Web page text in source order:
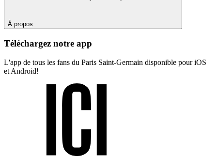
À propos
Téléchargez notre app
L'app de tous les fans du Paris Saint-Germain disponible pour iOS
et Android!